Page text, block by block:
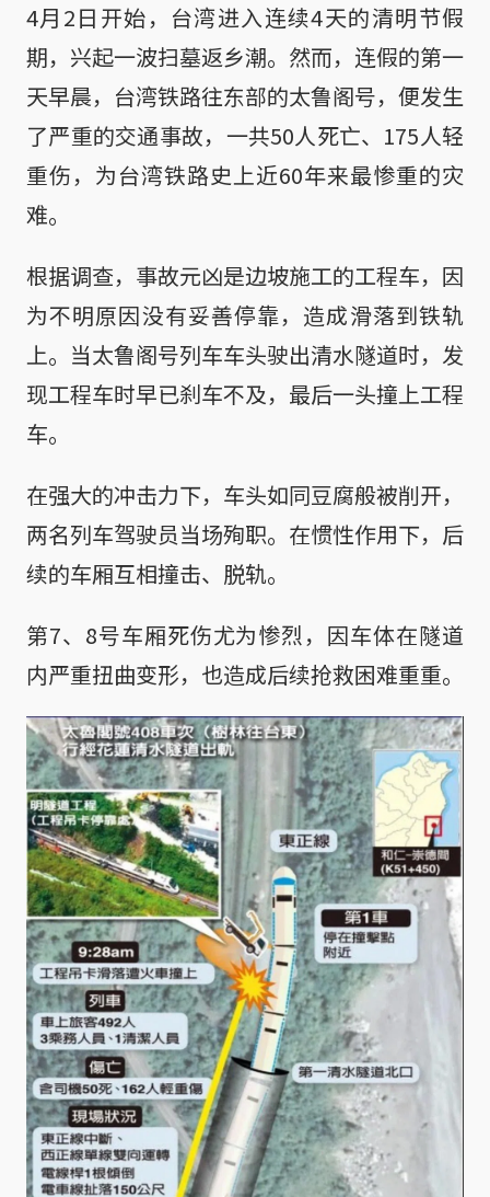
4月2日开始，台湾进入连续4天的清明节假
期，兴起一波扫墓返乡潮。然而，连假的第一
天早晨，台湾铁路往东部的太鲁阁号，便发生
了严重的交通事故，一共50人死亡、175人轻
重伤，为台湾铁路史上近60年来最惨重的灾
难。
根据调查，事故元凶是边坡施工的工程车，因
为不明原因没有妥善停靠，造成滑落到铁轨
上。当太鲁阁号列车车头驶出清水隧道时，发
现工程车时早已刹车不及，最后一头撞上工程
车。
在强大的冲击力下，车头如同豆腐般被削开，
两名列车驾驶员当场殉职。在惯性作用下，后
续的车厢互相撞击、脱轨。
第7、8号车厢死伤尤为惨烈，因车体在隧道
内严重扭曲变形，也造成后续抢救困难重重。